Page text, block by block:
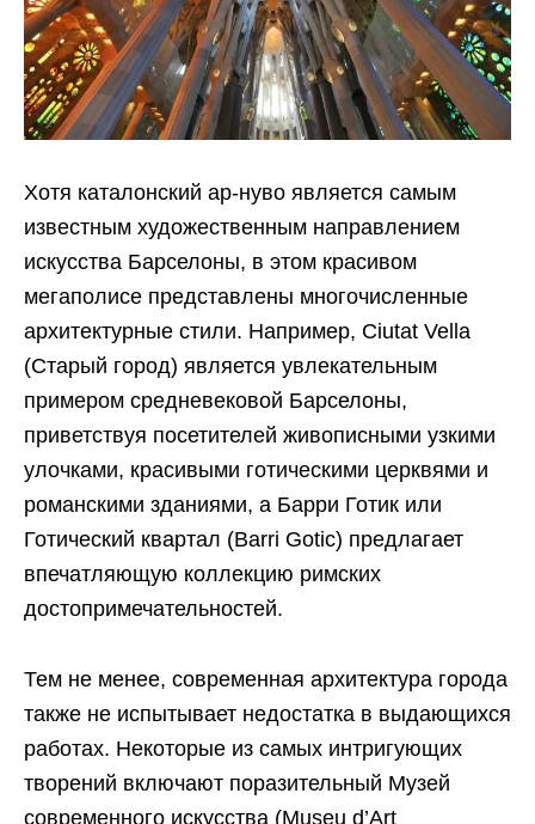
Хотя каталонский ар-нуво является самым
известным художественным направлением
искусства Барселоны, в этом красивом
мегаполисе представлены многочисленные
архитектурные стили. Например, Ciutat Vella
(Старый город) является увлекательным
примером средневековой Барселоны,
приветствуя посетителей живописными узкими
улочками, красивыми готическими церквями и
романскими зданиями, а Барри Готик или
Готический квартал (Barri Gotic) предлагает
впечатляющую коллекцию римских
достопримечательностей.
Тем не менее, современная архитектура города
также не испытывает недостатка в выдающихся
работах. Некоторые из самых интригующих
творений включают поразительный Музей
современного искусства (Museu d’Art